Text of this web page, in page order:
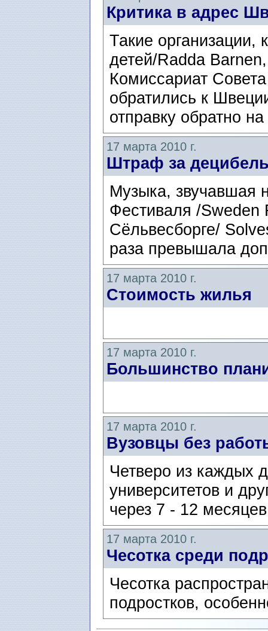
Критика в адрес
Такие организации,
детей/Radda
Комиссариат
обратились к
отправку обратно
17 марта 2010 г.
Штраф за
Музыка, звучавшая
Фестиваля /Sweden
Сёльвесборге/
раза превышала
17 марта 2010 г.
Стоимость жилья
17 марта 2010 г.
Большинство
17 марта 2010 г.
Вузовцы без
Четверо из каждых
университетов и
через 7 - 12
17 марта 2010 г.
Чесотка среди
Чесотка
подростков,